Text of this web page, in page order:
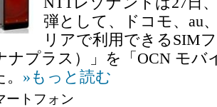
弾として、ドコモ、au
リアで利用できるSIM
ナプラス）」を「OCN モ
»もっと読む
ートフォン